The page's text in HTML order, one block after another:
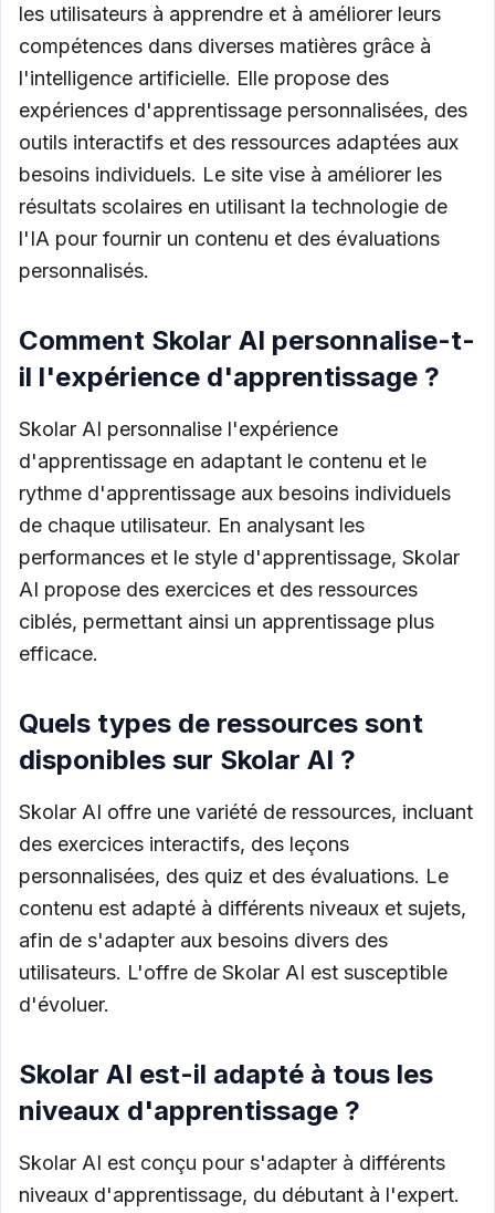
les utilisateurs à apprendre et à améliorer leurs
compétences dans diverses matières grâce à
l'intelligence artificielle. Elle propose des
expériences d'apprentissage personnalisées, des
outils interactifs et des ressources adaptées aux
besoins individuels. Le site vise à améliorer les
résultats scolaires en utilisant la technologie de
l'IA pour fournir un contenu et des évaluations
personnalisés.
Comment Skolar AI personnalise-t-
il l'expérience d'apprentissage ?
Skolar AI personnalise l'expérience
d'apprentissage en adaptant le contenu et le
rythme d'apprentissage aux besoins individuels
de chaque utilisateur. En analysant les
performances et le style d'apprentissage, Skolar
AI propose des exercices et des ressources
ciblés, permettant ainsi un apprentissage plus
efficace.
Quels types de ressources sont
disponibles sur Skolar AI ?
Skolar AI offre une variété de ressources, incluant
des exercices interactifs, des leçons
personnalisées, des quiz et des évaluations. Le
contenu est adapté à différents niveaux et sujets,
afin de s'adapter aux besoins divers des
utilisateurs. L'offre de Skolar AI est susceptible
d'évoluer.
Skolar AI est-il adapté à tous les
niveaux d'apprentissage ?
Skolar AI est conçu pour s'adapter à différents
niveaux d'apprentissage, du débutant à l'expert.